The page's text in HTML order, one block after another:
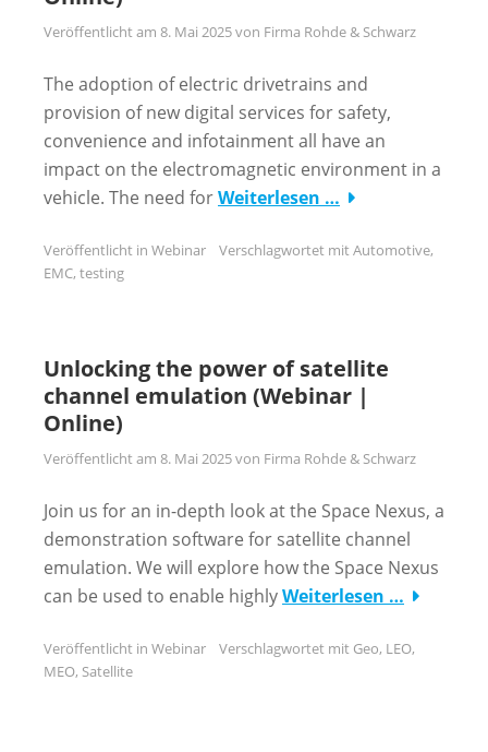
Veröffentlicht am 8. Mai 2025von Firma Rohde & Schwarz
The adoption of electric drivetrains and
provision of new digital services for safety,
convenience and infotainment all have an
impact on the electromagnetic environment in a
vehicle. The need forWeiterlesen …
Veröffentlicht in Webinar Verschlagwortet mitAutomotive,
EMC, testing
Unlocking the power of satellite
channel emulation (Webinar |
Online)
Veröffentlicht am 8. Mai 2025von Firma Rohde & Schwarz
Join us for an in-depth look at the Space Nexus, a
demonstration software for satellite channel
emulation. We will explore how the Space Nexus
can be used to enable highlyWeiterlesen …
Veröffentlicht in Webinar Verschlagwortet mit Geo, LEO,
MEO, Satellite